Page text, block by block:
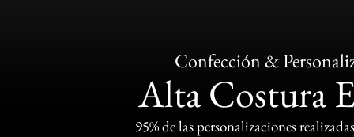
Confección &
Alta Costura
95% de las personalizaciones